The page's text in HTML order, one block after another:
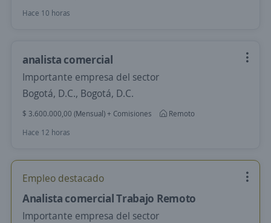
Hace 10 horas
analista comercial
Importante empresa del sector
Bogotá, D.C., Bogotá, D.C.
$ 3.600.000,00 (Mensual) + Comisiones
Remoto
Hace 12 horas
Empleo destacado
Analista comercial Trabajo Remoto
Importante empresa del sector